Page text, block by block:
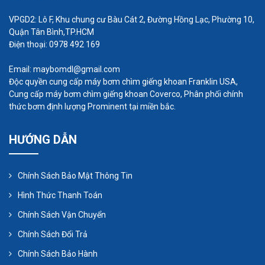
thể dùng bơm các loại hóa chất nhẹ, lưu
lượng lớn, dộ nhớt cao.
VPGD2: Lô F, Khu chung cư Bàu Cát 2, Đường Hồng Lạc, Phường 10,
Quận Tân Bình,TP.HCM
Điện thoại: 0978 492 169
Email: maybomdl@gmail.com
Độc quyền cung cấp máy bơm chìm giếng khoan Franklin USA,
Cung cấp máy bơm chìm giếng khoan Coverco, Phân phối chính
thức bơm định lượng Prominent tại miền bắc.
HƯỚNG DẪN
Chính Sách Bảo Mật Thông Tin
Hình Thức Thanh Toán
Chính Sách Vận Chuyển
Chính Sách Đổi Trả
Chính Sách Bảo Hành